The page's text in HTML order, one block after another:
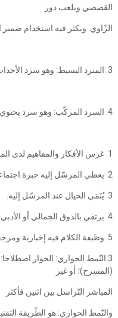
القصصي ويلعب دور
الزّاوي. ويكثر فيه استخدام ضمير
3. المترد البسيط: وهو سرد الأحداث بهذه الطريقة:( مقدّمة؛ عقدة؛ خاتمة ).
4. السرد المركّب: وهو سرد يحتوي على أكثر من عقدة.
1. غرس الأفكار والمفاهيم لدى المرسّل إليه بطريقة غير مباشرة.
2. يعطي المرسّل إليه خبرة اجتماعية معرفيّة.
3. يُنَمَي الخيال عند المرسّل إليه.
4. يرتقي بالذوق الجمالي أو الأدبي عند المرسل إليه.
5. وظيفة الكلام فيه إخبارية ومرجعيّة.
3 النّمط الحواري: الحوار
(المسرح)؛ أو غير
المباشر التّراسل بين اثنين فأكثر
والنّمط الحواري: هو الطّريقة